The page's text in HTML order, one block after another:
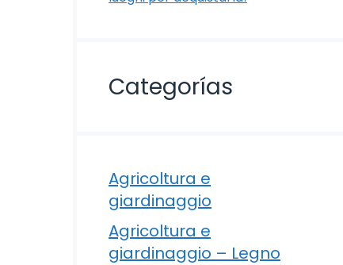
Categorías
Agricoltura e
giardinaggio
Agricoltura e
giardinaggio – Legno